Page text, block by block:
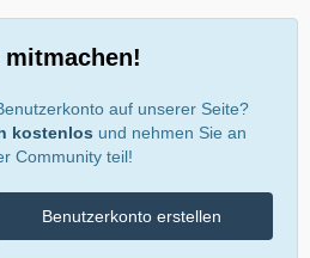
auf unserer Seite?
kostenlos und nehmen Sie an
Community teil!
Benutzerkonto erstellen